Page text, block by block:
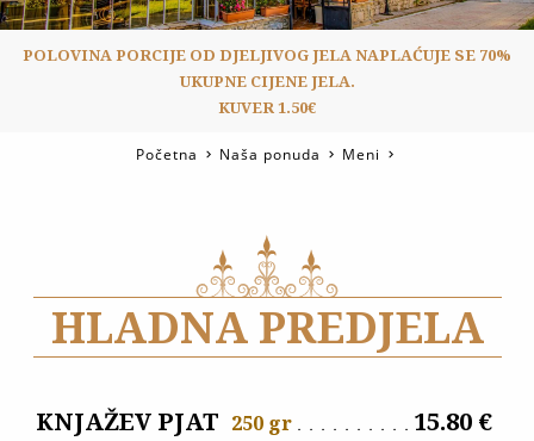
POLOVINA PORCIJE OD DJELJIVOG JELANAPLAĆUJE SE 70%
UKUPNE CIJENE JELA.
KUVER 1.50€
Početna Naša ponuda Meni
HLADNA PREDJELA
KNJAŽEV PJAT 250 gr 15.80 €